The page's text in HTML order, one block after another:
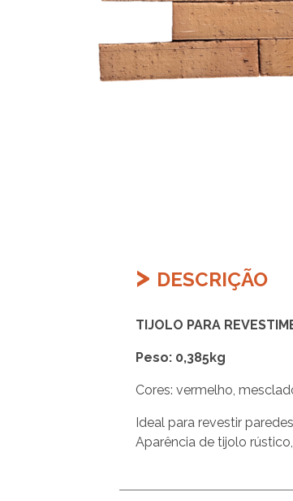
DESCRIÇÃO
TIJOLO PARA
Peso: 0,385kg
Cores: vermelho,
Ideal para revestir
Aparência de tijolo